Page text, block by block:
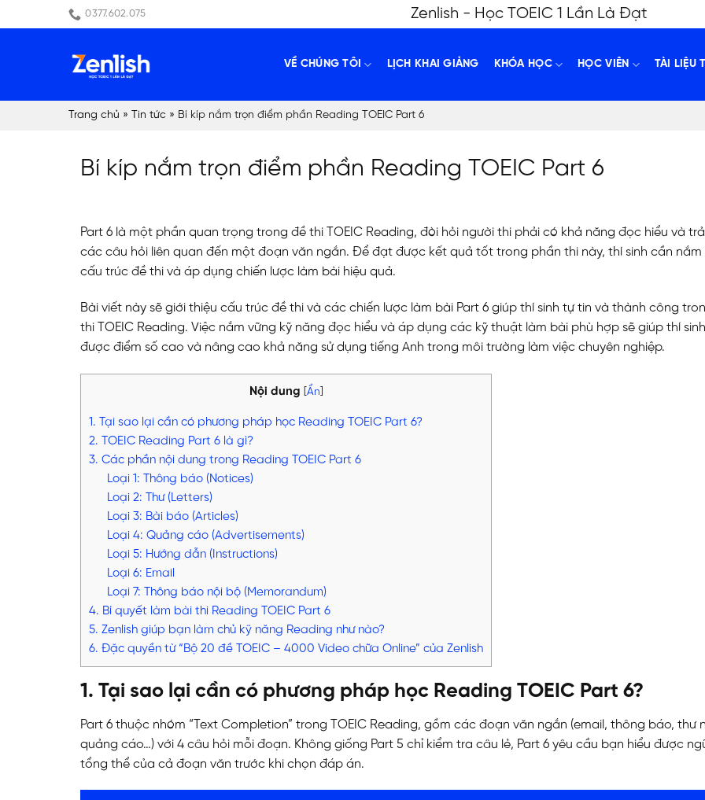
to
0377.602.075 Zenlish - Học TOEIC 1 Lần Là Đạt
VỀ CHÚNG TÔI LỊCH KHAI GIẢNG KHÓA HỌC HỌC VIÊN TÀI LIỆU
Trang chủ » Tin tức » Bí kíp nắm trọn điểm phần Reading TOEIC Part 6
Bí kíp nắm trọn điểm phần Reading TOEIC Part 6
Part 6 là một phần quan trọng trong đề thi TOEIC Reading, đòi hỏi người thi phải có khả năng đọc hiểu và
các câu hỏi liên quan đến một đoạn văn ngắn. Để đạt được kết quả tốt trong phần thi này, thí sinh cần nắm
cấu trúc đề thi và áp dụng chiến lược làm bài hiệu quả.
Bài viết này sẽ giới thiệu cấu trúc đề thi và các chiến lược làm bài Part 6 giúp thí sinh tự tin và thành công
thi TOEIC Reading. Việc nắm vững kỹ năng đọc hiểu và áp dụng các kỹ thuật làm bài phù hợp sẽ giúp thí
được điểm số cao và nâng cao khả năng sử dụng tiếng Anh trong môi trường làm việc chuyên nghiệp.
Nội dung Ẩn
1. Tại sao lại cần có phương pháp học Reading TOEIC Part 6?
2. TOEIC Reading Part 6 là gì?
3. Các phần nội dung trong Reading TOEIC Part 6
Loại 1: Thông báo (Notices)
Loại 2: Thư (Letters)
Loại 3: Bài báo (Articles)
Loại 4: Quảng cáo (Advertisements)
Loại 5: Hướng dẫn (Instructions)
Loại 6: Email
Loại 7: Thông báo nội bộ (Memorandum)
4. Bí quyết làm bài thi Reading TOEIC Part 6
5. Zenlish giúp bạn làm chủ kỹ năng Reading như nào?
6. Đặc quyền từ “Bộ 20 đề TOEIC – 4000 Video chữa Online” của Zenlish
1. Tại sao lại cần có phương pháp học Reading TOEIC Part 6?
Part 6 thuộc nhóm “Text Completion” trong TOEIC Reading, gồm các đoạn văn ngắn (email, thông báo, thư
quảng cáo…) với 4 câu hỏi mỗi đoạn. Không giống Part 5 chỉ kiểm tra câu lẻ, Part 6 yêu cầu bạn hiểu được
tổng thể của cả đoạn văn trước khi chọn đáp án.